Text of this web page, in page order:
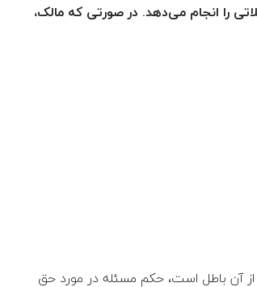
را انجام می‌دهد. در صورتی که مالک،
که بخشی از آن باطل است، حکم مسئله در مورد حق